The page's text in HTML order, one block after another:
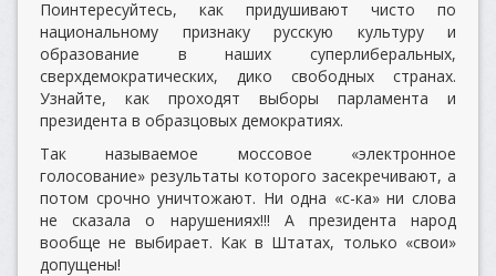
Поинтересуйтесь, как придушивают чисто по
национальному признаку русскую культуру и
образование в наших суперлиберальных,
сверхдемократических, дико свободных странах.
Узнайте, как проходят выборы парламента и
президента в образцовых демократиях.
Так называемое моссовое «электронное
голосование» результаты которого засекречивают, а
потом срочно уничтожают. Ни одна «с-ка» ни слова
не сказала о нарушениях!!! А президента народ
вообще не выбирает. Как в Штатах, только «свои»
допущены!